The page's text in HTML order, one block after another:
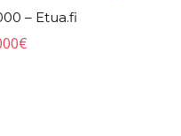
– Etua.fi
€